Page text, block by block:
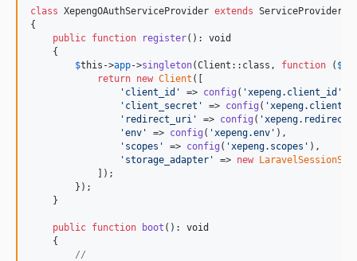
class XepengOAuthServiceProvider extends ServiceProvider
{
public function register(): void
    {
$this ->app->singleton(Client::class, function ( $
return new Client ([
' client_id ' => config ( ' xepeng.client_id '
' client_secret ' => config ( '
' redirect_uri ' => config ( '
'env ' => config ( ' xepeng.env ' ),
' scopes ' => config ( ' xepeng.scopes ' ),
' storage_adapter ' => new
            ]);
        });
    }
public function boot (): void
    {
//